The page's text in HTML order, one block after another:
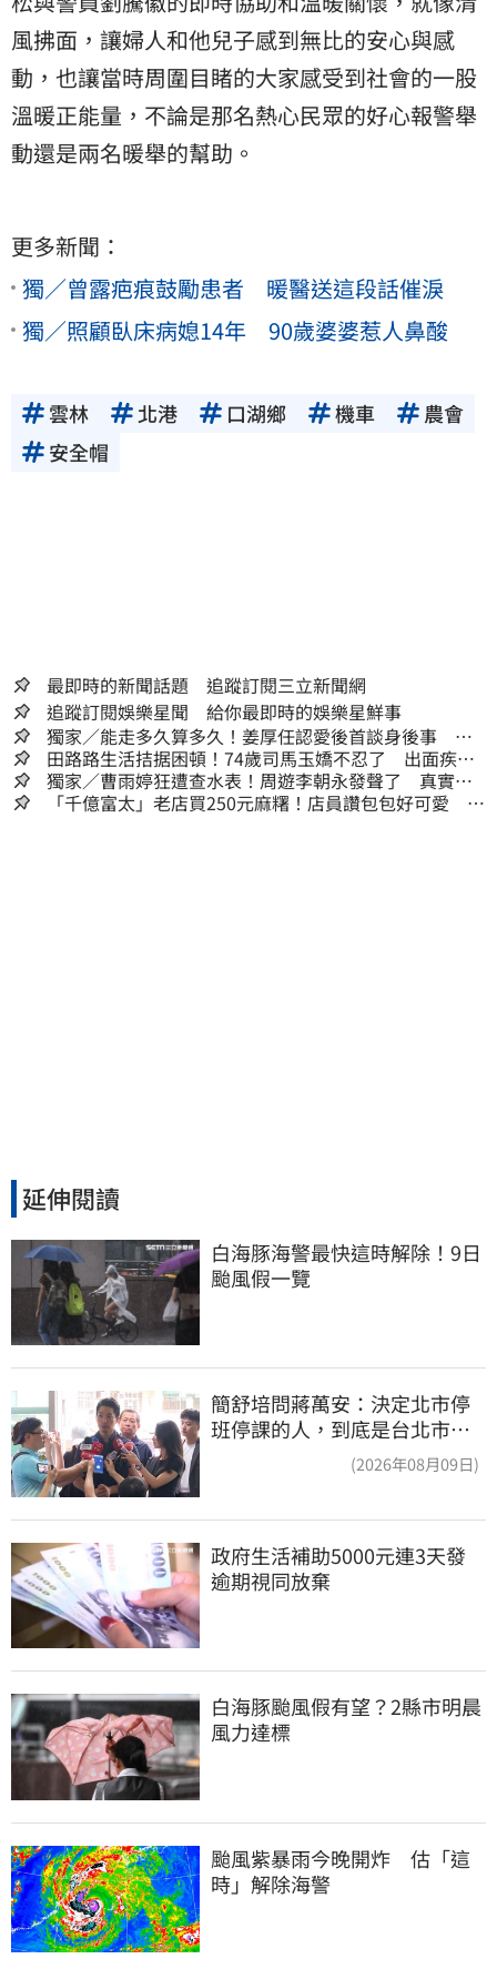
風拂面，讓婦人和他兒子感到無比的安心與感
動，也讓當時周圍目睹的大家感受到社會的一股
溫暖正能量，不論是那名熱心民眾的好心報警舉
動還是兩名暖舉的幫助。
更多新聞：
獨／曾露疤痕鼓勵患者 暖醫送這段話催淚
獨／照顧臥床病媳14年 90歲婆婆惹人鼻酸
雲林 北港 口湖鄉 機車
農會
安全帽
最即時的新聞話題 追蹤訂閱三立新聞網
追蹤訂閱娛樂星聞 給你最即時的娛樂星鮮事
獨家／能走多久算多久！姜厚任認愛後首談身後事
「遺囑進度」曝光
田路路生活拮据困頓！74歲司馬玉嬌不忍了 出面疾呼1
事
獨家／曹雨婷狂遭查水表！周遊李朝永發聲了 真實看
法曝光
「千億富太」老店買250元麻糬！店員讚包包好可愛 笑
延伸閱讀
白海豚海警最快這時解除！9日
颱風假一覽
簡舒培問蔣萬安：決定北市停
班停課的人，到底是台北市
長，還是氣象署？(2026年08月09日)
政府生活補助5000元連3天發
逾期視同放棄
白海豚颱風假有望？2縣市明晨
風力達標
颱風紫暴雨今晚開炸　估「這
時」解除海警